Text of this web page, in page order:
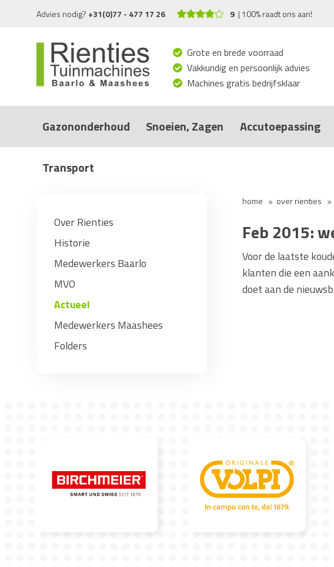
Advies nodig? +31(0)77 - 477 17 26 9 100% raadt ons aan!
Grote en brede voorraad
Vakkundig en persoonlijk advies
Machines gratis bedrijfsklaar
Gazononderhoud Snoeien, Zagen Accutoepassing
Transport
home over rienties
Feb 2015:
Voor de laatste
klanten die een
doet aan de
Over Rienties
Historie
Medewerkers Baarlo
MVO
Actueel
Medewerkers Maashees
Folders